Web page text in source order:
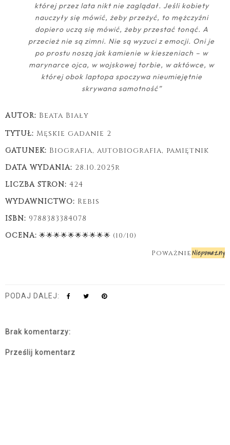
której przez lata nikt nie zaglądał. Jeśli kobiety
nauczyły się mówić, żeby przeżyć, to mężczyźni
dopiero uczą się mówić, żeby przestać tonąć. A
przecież nie są zimni. Nie są wyzuci z emocji. Oni je
po prostu noszą jak kamienie w kieszeniach – w
marynarce ojca, w wojskowej torbie, w aktówce, w
której obok laptopa spoczywa nieumiejętnie
skrywana samotność”
AUTOR: Beata Biały
TYTUŁ: Męskie gadanie 2
GATUNEK: Biografia, autobiografia, pamiętnik
DATA WYDANIA: 28.10.2025r
LICZBA STRON: 424
WYDAWNICTWO: Rebis
ISBN: 9788383384078
OCENA: 🌟🌟🌟🌟🌟🌟🌟🌟🌟🌟 (10/10)
PoważnieNiepoważny
PODAJ DALEJ:
Brak komentarzy:
Prześlij komentarz